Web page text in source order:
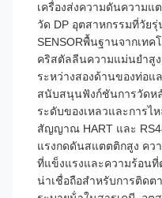
เครื่องส่งความดันความแ
วัด DP อุตสาหกรรมที่วัย
SENSORพื้นฐานจากเท
คริสตัลลีนความแม่นยําสู
ระหว่างสองด้านของท่อ
สนับสนุนฟังก์ชันการวัดห
ระดับของเหลวและการไ
สัญญาณ HART และ
แรงกดดันสแตตติกสูง คว
ที่แข็งแรงและความร้อน
น่าเชื่อถือสําหรับการติดต